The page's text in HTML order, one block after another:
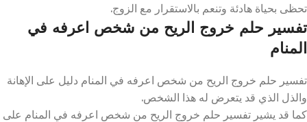
تحظى بحياة هادئة وتنعم بالاستقرار مع الزوج.
تفسير حلم خروج الريح من شخص اعرفه في
المنام
تفسير حلم خروج الريح من شخص اعرفه في المنام دليل على الإهانة
والذل الذي قد يتعرض له هذا الشخص.
كما قد يشير تفسير حلم خروج الريح من شخص اعرفه في المنام على